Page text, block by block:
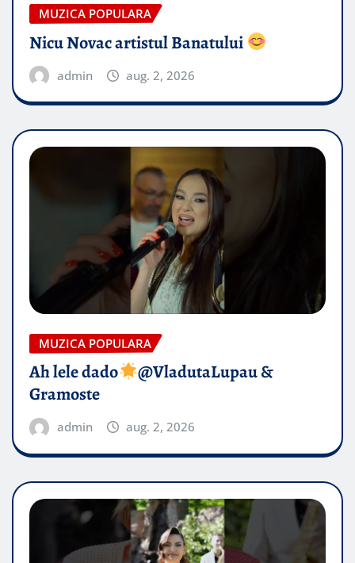
MUZICA POPULARA
Nicu Novac artistul Banatului
admin aug. 2, 2026
MUZICA POPULARA
Ah lele dado​
@VladutaLupau &
Gramoste
admin aug. 2, 2026